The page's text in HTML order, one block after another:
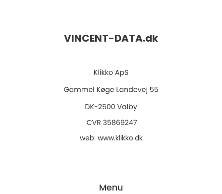
VINCENT-DATA.dk
web: www.klikko.dk
Menu